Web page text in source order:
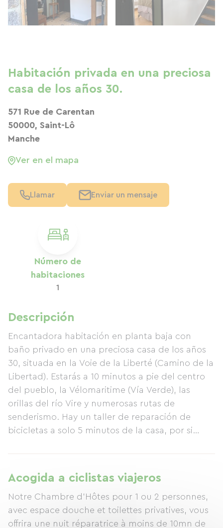
Número de
habitaciones
1
Descripción
Encantadora habitación en planta baja con
baño privado en una preciosa casa de los años
30, situada en la Voie de la Liberté (Camino de la
Libertad). Estarás a 10 minutos a pie del centro
del pueblo, la Vélomaritime (Vía Verde), las
orillas del río Vire y numerosas rutas de
senderismo. Hay un taller de reparación de
bicicletas a solo 5 minutos de la casa, por si
Acogida a ciclistas viajeros
Notre Chambre d'Hôtes pour 1 ou 2 personnes,
avec espace douche et toilettes privatives, vous
offrira une nuit réparatrice à moins de 10mn de
Habitación privada en una preciosa
casa de los años 30.
571 Rue de Carentan
50000, Saint-Lô
Manche
Ver en el mapa
Llamar Enviar un mensaje